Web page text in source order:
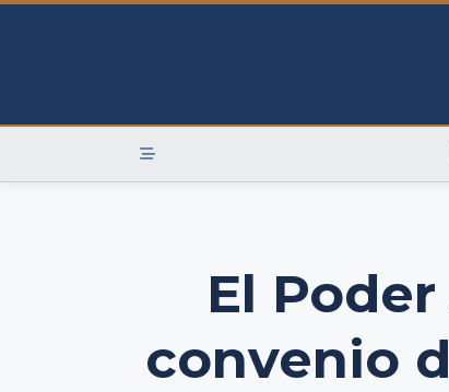
Skip
El
convenio